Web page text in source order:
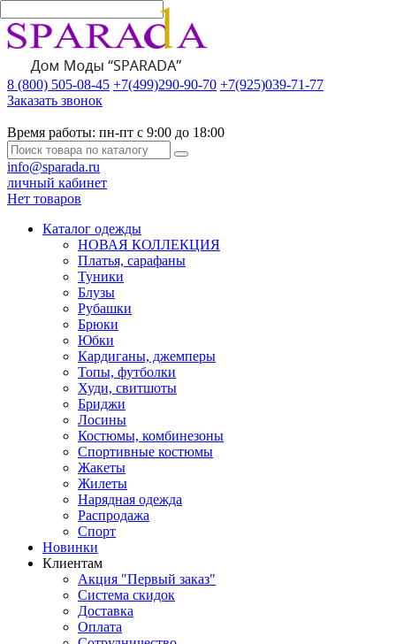
8 (800) 505-08-45 +7(499)290-90-70 +7(925)039-71-77
Заказать звонок
Время работы: пн-пт с 9:00 до 18:00
info@sparada.ru
личный кабинет
Нет товаров
Каталог одежды
НОВАЯ КОЛЛЕКЦИЯ
Платья, сарафаны
Туники
Блузы
Рубашки
Брюки
Юбки
Кардиганы, джемперы
Топы, футболки
Худи, свитшоты
Бриджи
Лосины
Костюмы, комбинезоны
Спортивные костюмы
Жакеты
Жилеты
Нарядная одежда
Распродажа
Спорт
Новинки
Клиентам
Акция "Первый заказ"
Система скидок
Доставка
Оплата